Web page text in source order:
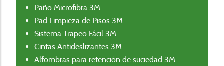
Paño Microfibra 3M
Pad Limpieza de Pisos 3M
Sistema Trapeo Fácil 3M
Cintas Antideslizantes 3M
Alfombras para retención de suciedad 3M